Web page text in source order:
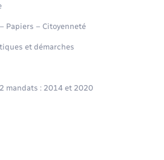
Traduction du
EN
Papiers – Citoyenneté
et démarches
mandats : 2014 et 2020